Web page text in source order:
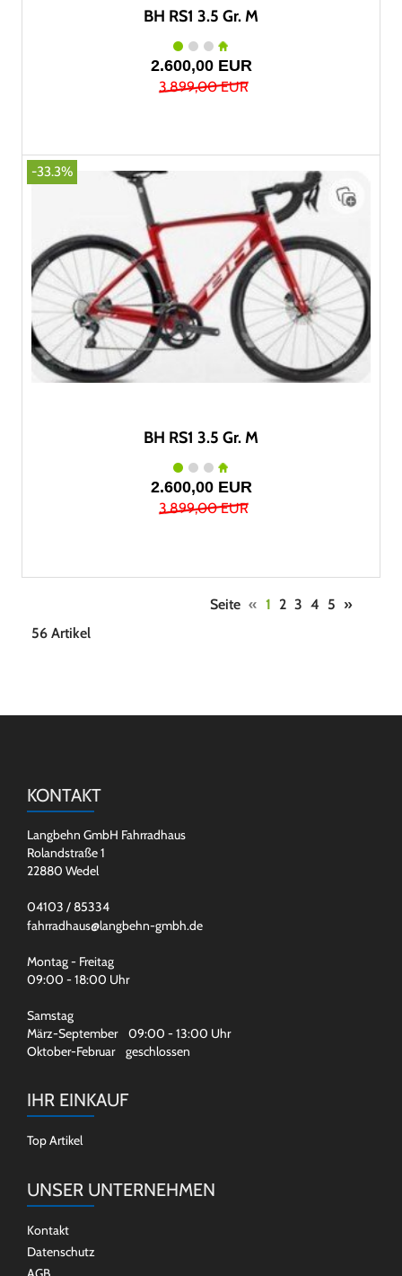
BH RS1 3.5 Gr. M
2.600,00 EUR
3.899,00 EUR
-33.3%
BH RS1 3.5 Gr. M
2.600,00 EUR
3.899,00 EUR
Seite « 1 2 3 4 5 »
56 Artikel
KONTAKT
Langbehn GmbH Fahrradhaus
Rolandstraße 1
22880 Wedel
04103 / 85334
fahrradhaus@langbehn-gmbh.de
Montag - Freitag
09:00 - 18:00 Uhr
Samstag
März-September 09:00 - 13:00 Uhr
Oktober-Februar geschlossen
IHR EINKAUF
Top Artikel
UNSER UNTERNEHMEN
Kontakt
Datenschutz